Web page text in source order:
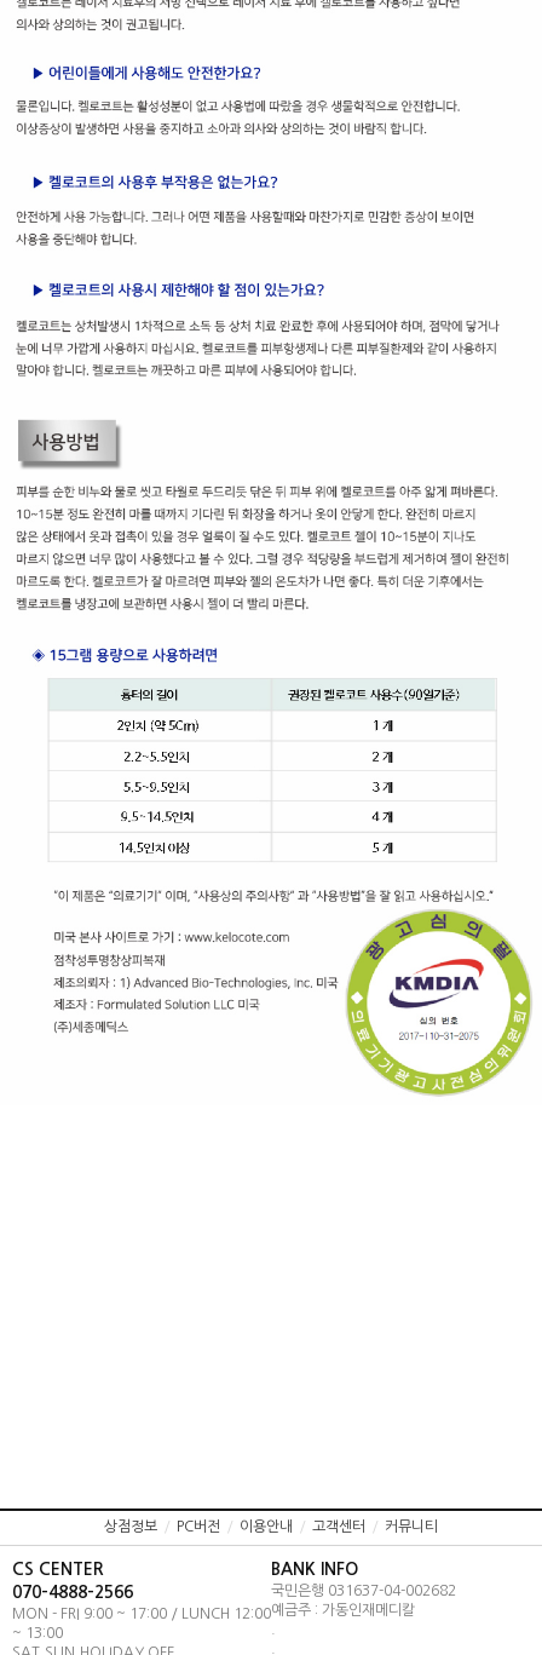
상점정보 / PC버전 / 이용안내 / 고객센터 / 커뮤니티
CS CENTER
070-4888-2566
MON - FRI 9:00 ~ 17:00 / LUNCH 12:00
~ 13:00
BANK INFO
국민은행 031637-04-002682
예금주 : 가동인재메디칼